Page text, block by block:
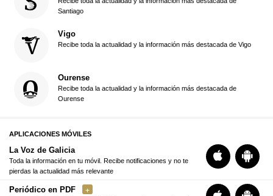
Santiago
Vigo
Recibe toda la actualidad y la información más destacada de Vigo
Ourense
Recibe toda la actualidad y la información más destacada de
Ourense
APLICACIONES MÓVILES
La Voz de Galicia
Toda la información en tu móvil. Recibe notificaciones y no te
pierdas la actualidad más relevante
Periódico en PDF